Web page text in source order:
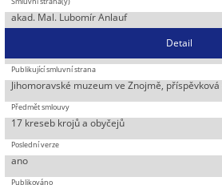
akad. Mal. Lubomír Anlauf
Detail
Jihomoravské muzeum ve Znojmě,
17 kreseb krojů a obyčejů
ano